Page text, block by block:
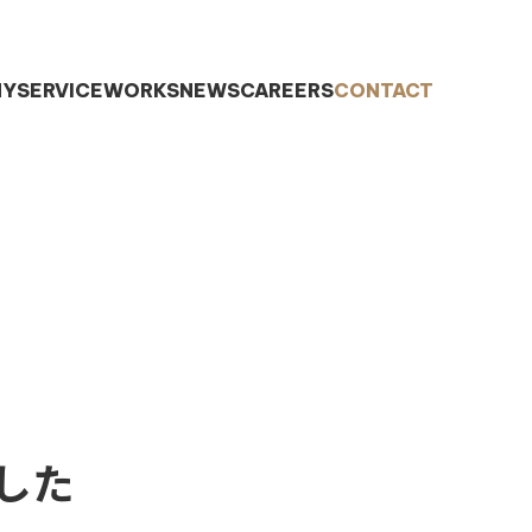
SERVICEWORKSNEWSCAREERSCONTACT
た